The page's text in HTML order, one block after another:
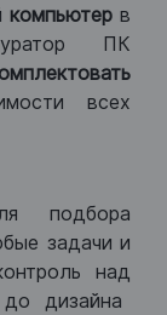
компьютер в
ПК
всех
подбора
задачи и
над
дизайна